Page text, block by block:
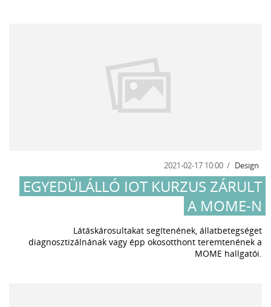
2021-02-17 10:00 Design
EGYEDÜLÁLLÓ IOT KURZUS ZÁRULT
A MOME-N
Látáskárosultakat segítenének, állatbetegséget
diagnosztizálnának vagy épp okosotthont teremtenének a
MOME hallgatói.